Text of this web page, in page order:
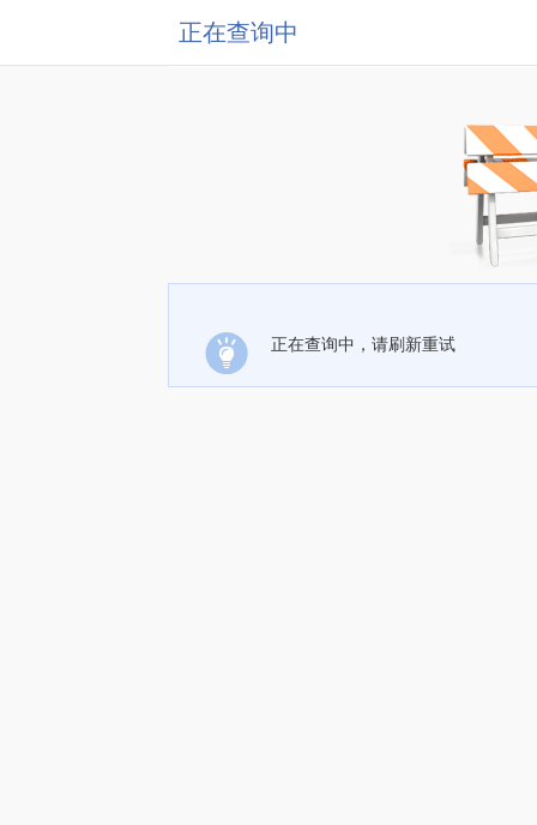
正在查询中
正在查询中，请刷新重试